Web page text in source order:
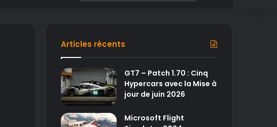
Articles récents
GT7 – Patch 1.70 : Cinq
Hypercars avec la Mise à
jour de juin 2026
Microsoft Flight